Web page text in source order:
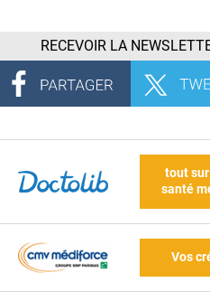
RECEVOIR LA
tout
santé
Vos